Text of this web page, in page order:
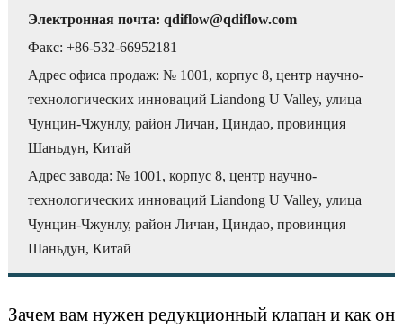
Электронная почта: qdiflow@qdiflow.com
Факс: +86-532-66952181
Адрес офиса продаж: № 1001, корпус 8, центр научно-
технологических инноваций Liandong U Valley, улица
Чунцин-Чжунлу, район Личан, Циндао, провинция
Шаньдун, Китай
Адрес завода: № 1001, корпус 8, центр научно-
технологических инноваций Liandong U Valley, улица
Чунцин-Чжунлу, район Личан, Циндао, провинция
Шаньдун, Китай
Зачем вам нужен редукционный клапан и как он